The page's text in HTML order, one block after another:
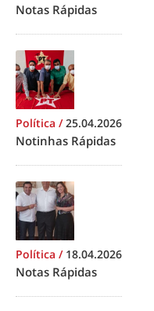
Notas Rápidas
Política /25.04.2026
Notinhas Rápidas
Política / 18.04.2026
Notas Rápidas